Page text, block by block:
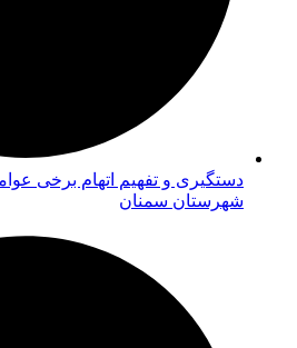
دستگیری و تفهیم اتهام برخی
شهرستان سمنان